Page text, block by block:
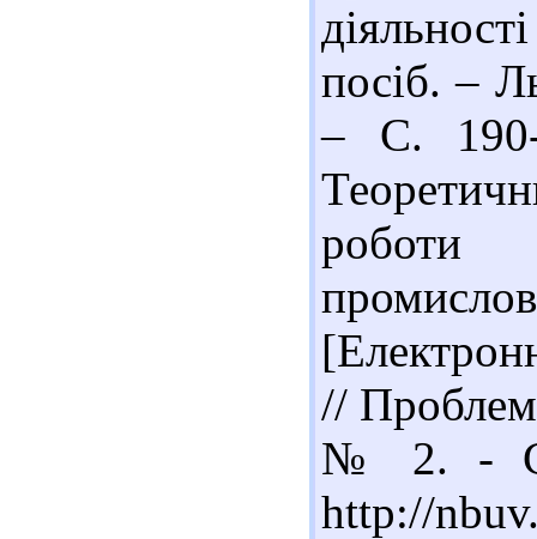
посіб. –
– С.
роботи
//
№ 2. - С.
http://